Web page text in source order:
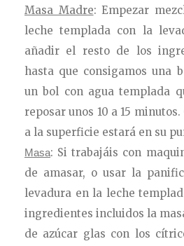
Masa Madre: Empezar
leche templada con la
añadir el resto de los
hasta que consigamos una
un bol con agua templada
reposar unos 10 a 15
a la superficie estará en su
Masa: Si trabajáis con
de amasar, o usar la
levadura en la leche
ingredientes incluidos la
de azúcar glas con los